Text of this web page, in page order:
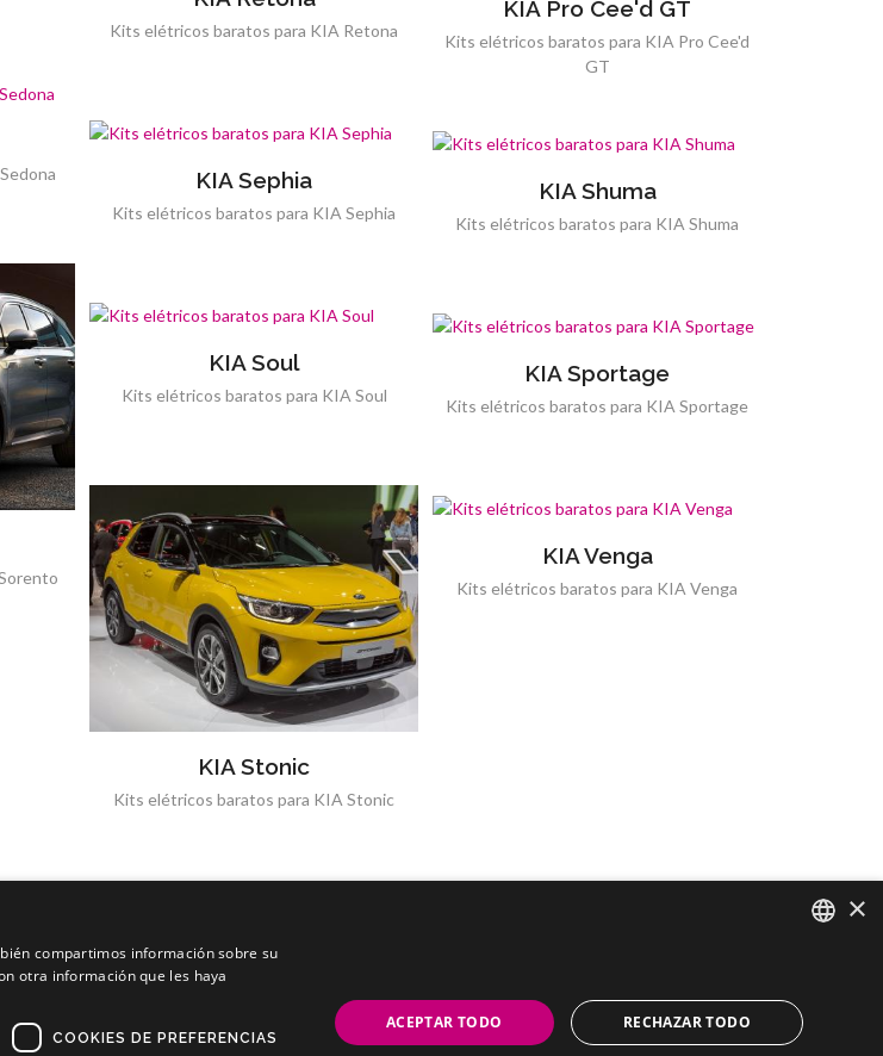
KIA Pro Cee'd GT
Kits elétricos baratos para KIA Pro Cee'd
GT
Kits elétricos baratos para KIA Retona
KIA Sephia
Kits elétricos baratos para KIA Sephia
KIA Shuma
Kits elétricos baratos para KIA Shuma
KIA Soul
Kits elétricos baratos para KIA Soul
KIA Sportage
Kits elétricos baratos para KIA Sportage
KIA Stonic
Kits elétricos baratos para KIA Stonic
KIA Venga
Kits elétricos baratos para KIA Venga
PORTUGUESE
×
compartimos información sobre su
otra información que les haya
COOKIES DE PREFERENCIAS
ACEPTAR TODO RECHAZAR TODO